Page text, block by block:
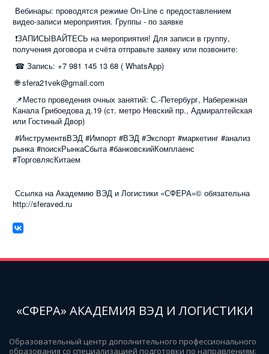
Вебинары: проводятся режиме On-Line c предоставлением
видео-записи мероприятия. Группы - по заявке
❗ЗАПИСЫВАЙТЕСЬ на мероприятия! Для записи в группу,
получения договора и счёта отправьте заявку или позвоните:
☎ Запись: +7 981 145 13 68 ( WhatsApp)
🌐 sfera21vek@gmail.com
📌Место проведения очных занятий: С.-Петербург, Набережная
Канала Грибоедова д.19 (ст. метро Невский пр., Адмиралтейская
или Гостиный Двор)
#ИнструментвВЭД #Импорт #ВЭД #Экспорт #маркетинг #анализ
рынка #поискРынкаСбыта #банковскийКомплаенс
#ТорговлясКитаем
Ссылка на Академию ВЭД и Логистики «СФЕРА»© обязательна
http://sferaved.ru
«СФЕРА» АКАДЕМИЯ ВЭД И ЛОГИСТИКИ
Образовательный центр дополнительного профессионального
образования со специализацией подготовки по направлениям: